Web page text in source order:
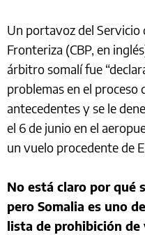
Un portavoz del Servicio
Fronteriza (CBP, en
árbitro somalí fue
problemas en el proceso
antecedentes y se le
el 6 de junio en el
un vuelo procedente de
No está claro por qué
pero Somalia es uno
lista de prohibición